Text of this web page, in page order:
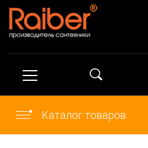
Каталог товаров